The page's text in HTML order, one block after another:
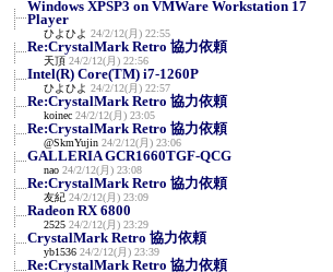
Windows XPSP3 on VMWare Workstation 17
Player
ひよひよ 24/2/12(月) 22:55
Re:CrystalMark Retro 協力依頼
天頂 24/2/12(月) 22:56
Intel(R) Core(TM) i7-1260P
ひよひよ 24/2/12(月) 22:57
Re:CrystalMark Retro 協力依頼
koinec 24/2/12(月) 23:05
Re:CrystalMark Retro 協力依頼
@SkmYujin 24/2/12(月) 23:06
GALLERIA GCR1660TGF-QCG
nao 24/2/12(月) 23:08
Re:CrystalMark Retro 協力依頼
友紀 24/2/12(月) 23:09
Radeon RX 6800
2525 24/2/12(月) 23:29
CrystalMark Retro 協力依頼
yb1536 24/2/12(月) 23:39
Re:CrystalMark Retro 協力依頼